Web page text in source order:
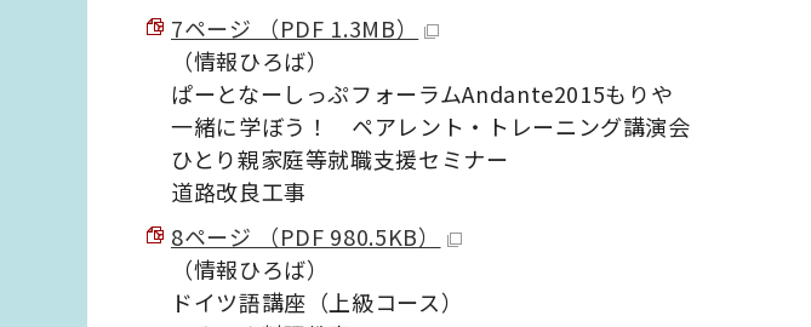
7ページ （PDF 1.3MB）
（情報ひろば）
ぱーとなーしっぷフォーラムAndante2015もりや
一緒に学ぼう！ ペアレント・トレーニング講演会
ひとり親家庭等就職支援セミナー
道路改良工事
8ページ （PDF 980.5KB）
（情報ひろば）
ドイツ語講座（上級コース）